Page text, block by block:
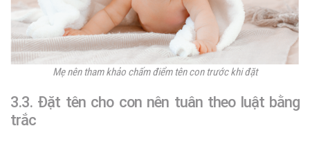
Mẹ nên tham khảo chấm điểm tên con trước khi đặt
3.3. Đặt tên cho con nên tuân theo luật bằng
trắc